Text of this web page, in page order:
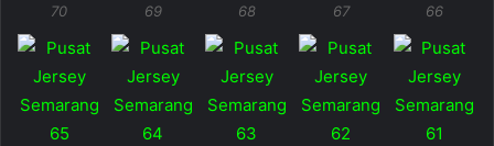
70
69
68
67
66